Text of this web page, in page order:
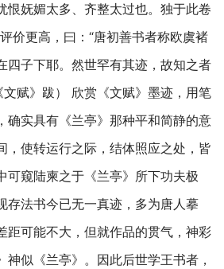
恨妩媚太多、齐整太过也。独于此卷
价更高，曰：“唐初善书者称欧虞褚
四子下耶。然世罕有其迹，故知之者
赋》跋） 欣赏《文赋》墨迹，用笔
确实具有《兰亭》那种平和简静的意
，使转运行之际，结体照应之处，皆
可窥陆柬之于《兰亭》所下功夫极
存法书今已无一真迹，多为唐人摹
距可能不大，但就作品的贯气，神彩
神似《兰亭》。因此后世学王书者，